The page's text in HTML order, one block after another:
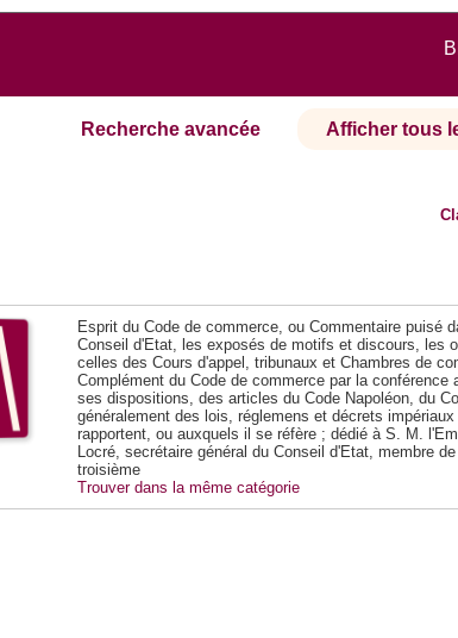
Recherche avancée Afficher tous
Esprit du Code de commerce, ou Commentaire puisé
Conseil d'Etat, les exposés de motifs et discours, les
celles des Cours d'appel, tribunaux et Chambres de
Complément du Code de commerce par la conférence
ses dispositions, des articles du Code Napoléon, du
généralement des lois, réglemens et décrets
rapportent, ou auxquels il se réfère ; dédié à S. M.
Locré, secrétaire général du Conseil d'Etat, membre
troisième
Trouver dans la même catégorie